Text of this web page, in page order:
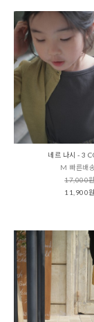
네르 나시 - 3
M 빠른배
17,000
11,900원